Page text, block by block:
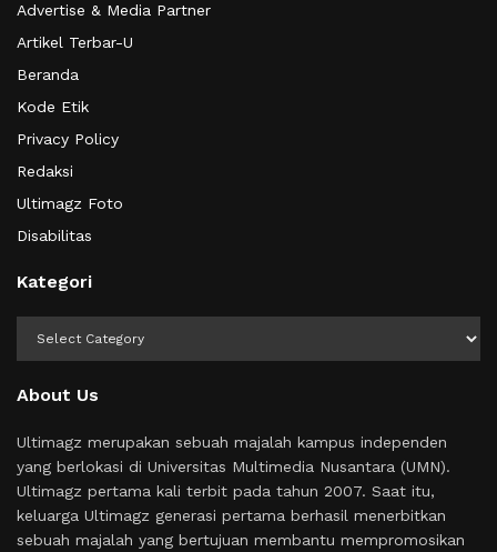
Advertise & Media Partner
Artikel Terbar-U
Beranda
Kode Etik
Privacy Policy
Redaksi
Ultimagz Foto
Disabilitas
Kategori
About Us
Ultimagz merupakan sebuah majalah kampus independen
yang berlokasi di Universitas Multimedia Nusantara (UMN).
Ultimagz pertama kali terbit pada tahun 2007. Saat itu,
keluarga Ultimagz generasi pertama berhasil menerbitkan
sebuah majalah yang bertujuan membantu mempromosikan